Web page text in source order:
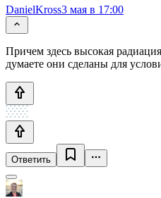
DanielKross3 мая в 17:00
Причем здесь высокая
думаете они сделаны для
Ответить